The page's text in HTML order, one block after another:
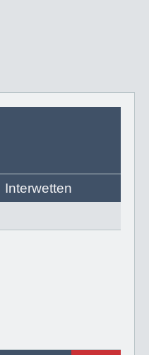
Interwetten